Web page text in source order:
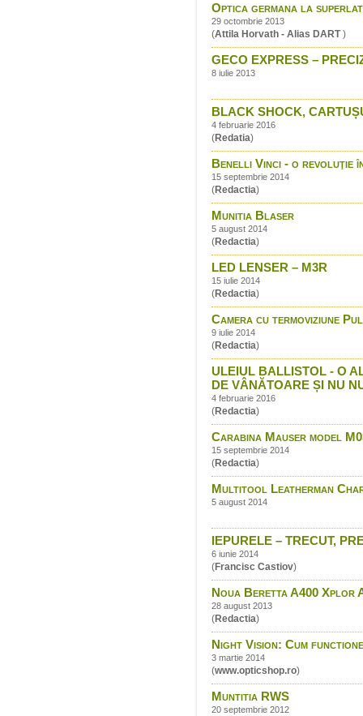
Optica germana la
29 octombrie 2013
(Attila Horvath - Alias DART)
GECO EXPRESS –
8 iulie 2013
BLACK SHOCK,
4 februarie 2016
(Redatia)
Benelli Vinci - o revoluţie
15 septembrie 2014
(Redactia)
Munitia Blaser
5 august 2014
(Redactia)
LED LENSER – M3R
15 iulie 2014
(Redactia)
Camera cu termoviziune
9 iulie 2014
(Redactia)
ULEIUL BALLISTOL - O
DE VÂNĂTOARE ȘI NU
4 februarie 2016
(Redactia)
Carabina Mauser model
15 septembrie 2014
(Redactia)
Multitool Leatherman
5 august 2014
IEPURELE – TRECUT,
6 iunie 2014
(Francisc Castiov)
Noua Beretta A400 Xplor
28 august 2013
(Redactia)
Night Vision: Cum
3 martie 2014
(www.opticshop.ro)
Muntitia RWS
20 septembrie 2012